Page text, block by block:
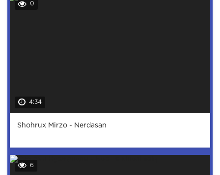
0
4:34
Shohrux Mirzo - Nerdasan
6